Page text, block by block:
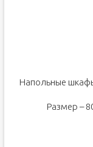
Напольные
Размер –